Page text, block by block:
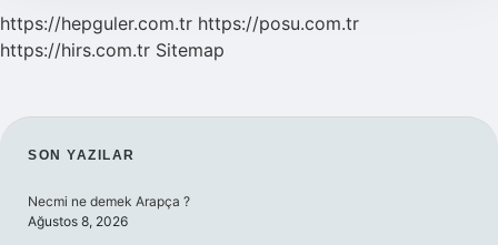
https://hepguler.com.tr https://posu.com.tr
https://hirs.com.tr Sitemap
SIDEBAR
SON YAZILAR
Necmi ne demek Arapça ?
Ağustos 8, 2026